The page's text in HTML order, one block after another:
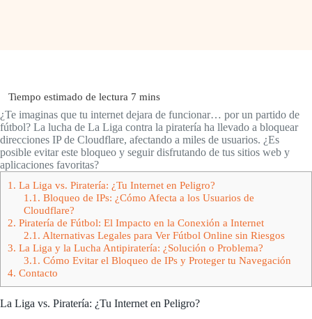
¿Te imaginas que tu internet dejara de funcionar… por un partido de
fútbol? La lucha de La Liga contra la piratería ha llevado a bloquear
direcciones IP de Cloudflare, afectando a miles de usuarios. ¿Es
posible evitar este bloqueo y seguir disfrutando de tus sitios web y
aplicaciones favoritas?
1. La Liga vs. Piratería: ¿Tu Internet en Peligro?
1.1. Bloqueo de IPs: ¿Cómo Afecta a los Usuarios de
Cloudflare?
2. Piratería de Fútbol: El Impacto en la Conexión a Internet
2.1. Alternativas Legales para Ver Fútbol Online sin Riesgos
3. La Liga y la Lucha Antipiratería: ¿Solución o Problema?
3.1. Cómo Evitar el Bloqueo de IPs y Proteger tu Navegación
4. Contacto
La Liga vs. Piratería: ¿Tu Internet en Peligro?